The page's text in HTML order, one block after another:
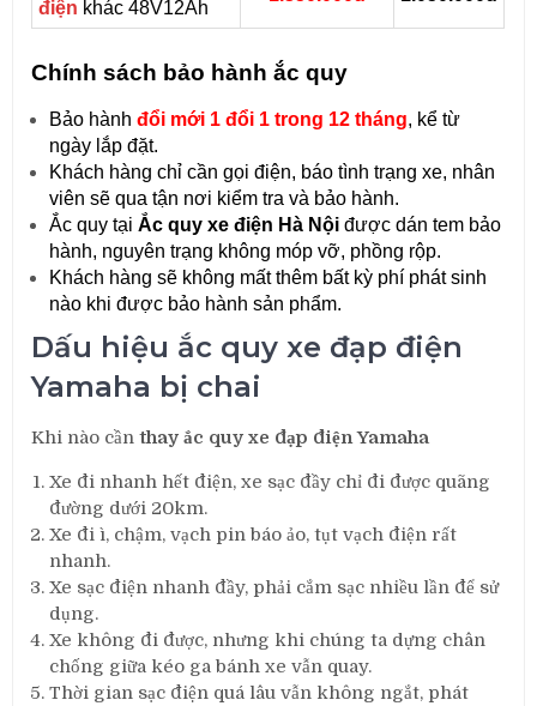
điện khác 48V12Ah
Chính sách bảo hành ắc quy
Bảo hànhđổi mới 1 đổi 1 trong 12 tháng, kể từ
ngày lắp đặt.
Khách hàng chỉ cần gọi điện, báo tình trạng xe, nhân
viên sẽ qua tận nơi kiểm tra và bảo hành.
Ắc quy tại Ắc quy xe điện Hà Nội được dán tem bảo
hành, nguyên trạng không móp vỡ, phồng rộp.
Khách hàng sẽ không mất thêm bất kỳ phí phát sinh
nào khi được bảo hành sản phẩm.
Dấu hiệu ắc quy xe đạp điện
Yamaha bị chai
Khi nào cầnthay ắc quy xe đạp điện Yamaha
Xe đi nhanh hết điện, xe sạc đầy chỉ đi được quãng
đường dưới 20km.
Xe đi ì, chậm, vạch pin báo ảo, tụt vạch điện rất
nhanh.
Xe sạc điện nhanh đầy, phải cắm sạc nhiều lần để sử
dụng.
Xe không đi được, nhưng khi chúng ta dựng chân
chống giữa kéo ga bánh xe vẫn quay.
Thời gian sạc điện quá lâu vẫn không ngắt, phát